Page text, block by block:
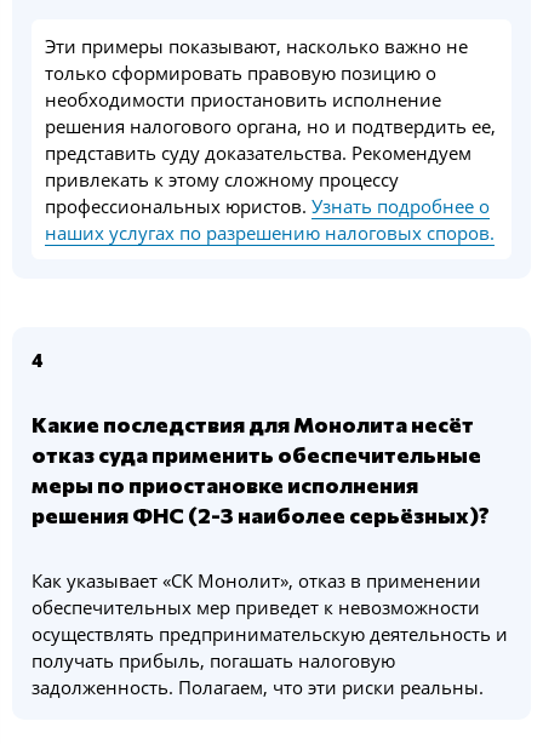
Эти примеры показывают, насколько важно не
только сформировать правовую позицию о
необходимости приостановить исполнение
решения налогового органа, но и подтвердить ее,
представить суду доказательства. Рекомендуем
привлекать к этому сложному процессу
профессиональных юристов. Узнать подробнее о
наших услугах по разрешению налоговых споров.
4
Какие последствия для Монолита несёт
отказ суда применить обеспечительные
меры по приостановке исполнения
решения ФНС (2-3 наиболее серьёзных)?
Как указывает «СК Монолит», отказ в применении
обеспечительных мер приведет к невозможности
осуществлять предпринимательскую деятельность и
получать прибыль, погашать налоговую
задолженность. Полагаем, что эти риски реальны.